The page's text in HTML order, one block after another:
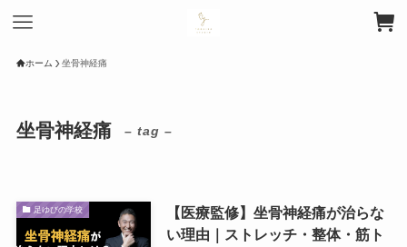
ホーム 坐骨神経痛
坐骨神経痛 – tag –
足ゆびの学校
【医療監修】坐骨神経痛が治らな
い理由｜ストレッチ・整体・筋ト